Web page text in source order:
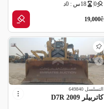
0 18س : 0د
ê
19,000
التسلسل 649840
كاتربيلر D7R 2009